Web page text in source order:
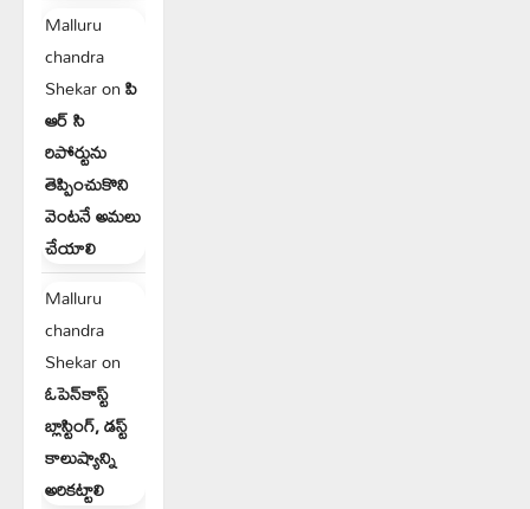
Malluru
chandra
Shekaronపి
ఆర్ సి
రిపోర్టును
తెప్పించుకొని
వెంటనే అమలు
చేయాలి
Malluru
chandra
Shekaron
ఓపెన్‌కాస్ట్
బ్లాస్టింగ్, డస్ట్
కాలుష్యాన్ని
అరికట్టాలి